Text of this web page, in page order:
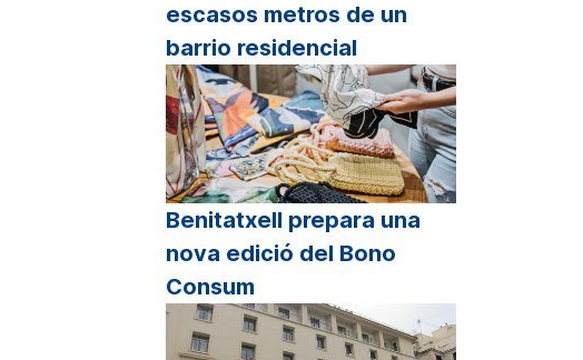
escasos metros de un
barrio residencial
Benitatxell prepara una
nova edició del Bono
Consum